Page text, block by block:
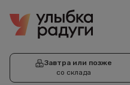
Завтра или позже
со склада